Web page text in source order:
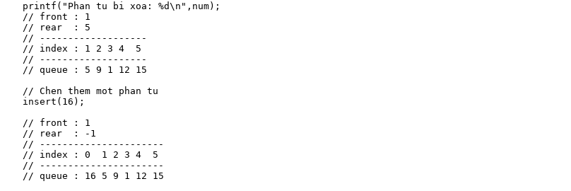
   printf("Phan tu bi xoa: %d\n",num);
   // front : 1
   // rear  : 5
   // -------------------
   // index : 1 2 3 4  5
   // -------------------
   // queue : 5 9 1 12 15
   // Chen them mot phan tu
   insert(16);
   // front : 1
   // rear  : -1
   // ----------------------
   // index : 0  1 2 3 4  5
   // ----------------------
   // queue : 16 5 9 1 12 15